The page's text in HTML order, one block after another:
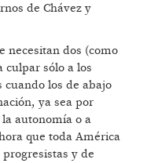
de Chávez y
necesitan dos (como
sólo a los
cuando los de abajo
ya sea por
autonomía o a
que toda América
y de